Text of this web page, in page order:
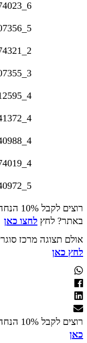
רוצים
באתר? לחץ לחצו כאן
אולם תצוגה מרכז
לחץ כאן
רוצים לקבל 10% הנחה על מגוון מוצרים באתר?
כאן